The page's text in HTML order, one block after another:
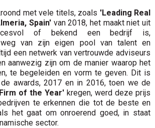
met vele titels, zoals 'Leading Real
Spain'van 2018, het maakt niet uit
of bekend een bedrijf is,
weg van zijn eigen pool van talent en
een netwerk van vertrouwde adviseurs
aanwezig zijn om de manier waarop het
te begeleiden en vorm te geven. Dit is
awards, 2017 en in 2016, toen we de
of the Year' kregen, werd deze prijs
te erkennen die tot de beste en
het gaat om onroerend goed, in staat
sector.